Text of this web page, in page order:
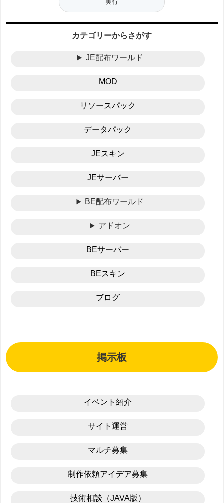
カテゴリーからさがす
JE配布ワールド
MOD
リソースパック
データパック
JEスキン
JEサーバー
BE配布ワールド
アドオン
BEサーバー
BEスキン
ブログ
掲示板
イベント紹介
サイト運営
マルチ募集
制作依頼アイデア募集
技術相談（JAVA版）